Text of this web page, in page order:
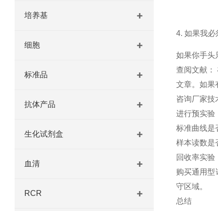
培养基
细胞
标准品
抗体产品
生化试剂盒
血清
RCR
4. 如果我必
如果你手头
查阅文献：
文章。如果
咨询厂家技
进行预实验
标准曲线是
样本读数是
回收率实
购买通用
守区域。
总结